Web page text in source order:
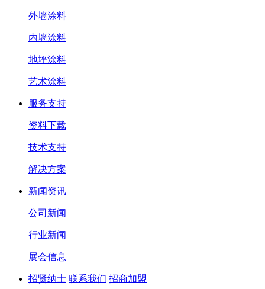
外墙涂料
内墙涂料
地坪涂料
艺术涂料
服务支持
资料下载
技术支持
解决方案
新闻资讯
公司新闻
行业新闻
展会信息
招贤纳士 联系我们 招商加盟